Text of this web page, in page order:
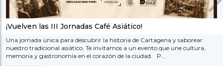
¡Vuelven las III Jornadas Café Asiático!
Una jornada única para descubrir la historia de Cartagena y saborear
nuestro tradicional asiático. Te invitamos a un evento que une cultura,
memoria y gastronomía en el corazón de la ciudad. P...